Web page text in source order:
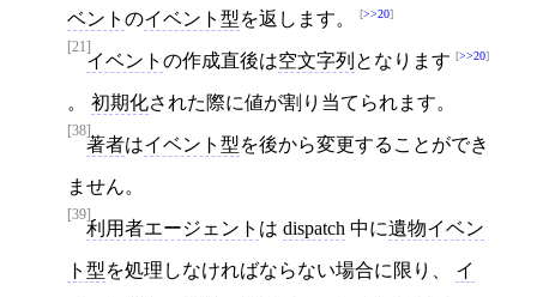
ベント のイベント型を返します。 >>20
[21]
イベント の作成直後は空文字列 となります >>20
。 初期化された際に値が割り当てられます。
[38]
著者はイベント型を後から変更することができ
ません。
[39]
利用者エージェント は dispatch 中に遺物イベン
ト型を処理しなければならない場合に限り、 イ